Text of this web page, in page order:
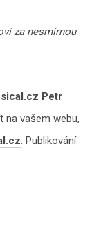
za nesmírnou
Petr
na vašem webu,
. Publikování